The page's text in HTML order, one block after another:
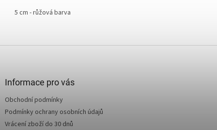
5 cm - růžová barva
Informace pro vás
Obchodní podmínky
Podmínky ochrany osobních údajů
Vrácení zboží do 30 dnů